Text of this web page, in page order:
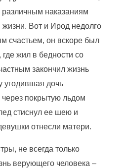
наказаниям
Вот и Ирод недолго
счастьем, он вскоре был
жил в бедности со
закончил жизнь
угодившая дочь
покрытую льдом
стиснул ее шею и
отнесли матери.
не всегда только
верующего человека –